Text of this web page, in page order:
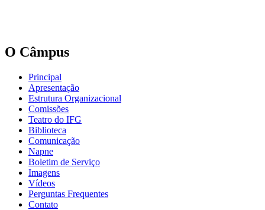
O Câmpus
Principal
Apresentação
Estrutura Organizacional
Comissões
Teatro do IFG
Biblioteca
Comunicação
Napne
Boletim de Serviço
Imagens
Vídeos
Perguntas Frequentes
Contato